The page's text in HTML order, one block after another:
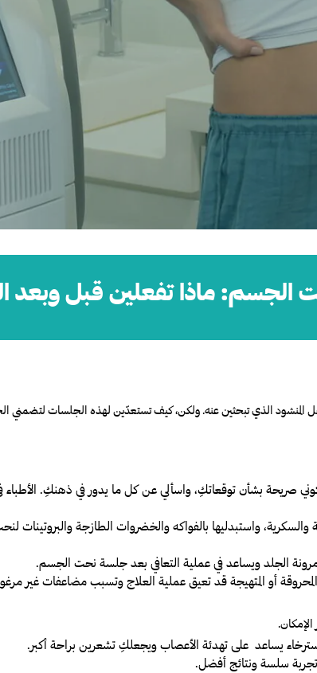
الجسم: ماذا تفعلين قبل وبعد
الذي تبحثين عنه. ولكن، كيف تستعدّين لهذه الجلسات لتضمني
بشأن توقعاتكِ، واسألي عن كل ما يدور في ذهنكِ. الأطباء
واستبدليها بالفواكه والخضروات الطازجة
الجلد ويساعد في عملية التعافي بعد جلسة نحت الجسم.
أو المتهيجة قد تعيق عملية العلاج وتسبب مضاعفات غير
يساعد على تهدئة الأعصاب ويجعلكِ تشعرين براحة أكبر.
سلسة ونتائج أفضل.